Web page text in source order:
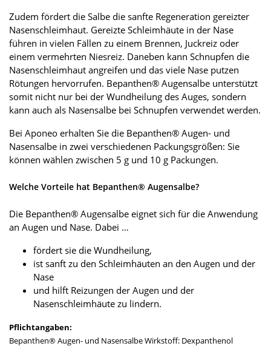
Zudem fördert die Salbe die sanfte Regeneration gereizter
Nasenschleimhaut. Gereizte Schleimhäute in der Nase
führen in vielen Fällen zu einem Brennen, Juckreiz oder
einem vermehrten Niesreiz. Daneben kann Schnupfen die
Nasenschleimhaut angreifen und das viele Nase putzen
Rötungen hervorrufen. Bepanthen® Augensalbe unterstützt
somit nicht nur bei der Wundheilung des Auges, sondern
kann auch als Nasensalbe bei Schnupfen verwendet werden.
Bei Aponeo erhalten Sie die Bepanthen® Augen- und
Nasensalbe in zwei verschiedenen Packungsgrößen: Sie
können wählen zwischen 5 g und 10 g Packungen.
Welche Vorteile hat Bepanthen® Augensalbe?
Die Bepanthen® Augensalbe eignet sich für die Anwendung
an Augen und Nase. Dabei …
fördert sie die Wundheilung,
ist sanft zu den Schleimhäuten an den Augen und der
Nase
und hilft Reizungen der Augen und der
Nasenschleimhäute zu lindern.
Pflichtangaben:
Bepanthen® Augen- und Nasensalbe Wirkstoff: Dexpanthenol